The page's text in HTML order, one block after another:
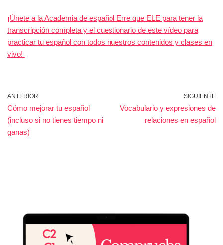
¡Únete a la Academia de español Erre que ELE para tener la
transcripción completa y el cuestionario de este vídeo para
practicar tu español con todos nuestros contenidos y clases en
vivo!
ANTERIOR
Cómo mejorar tu español
(incluso si no tienes tiempo ni
ganas)
SIGUIENTE
Vocabulario y expresiones de
relaciones en español